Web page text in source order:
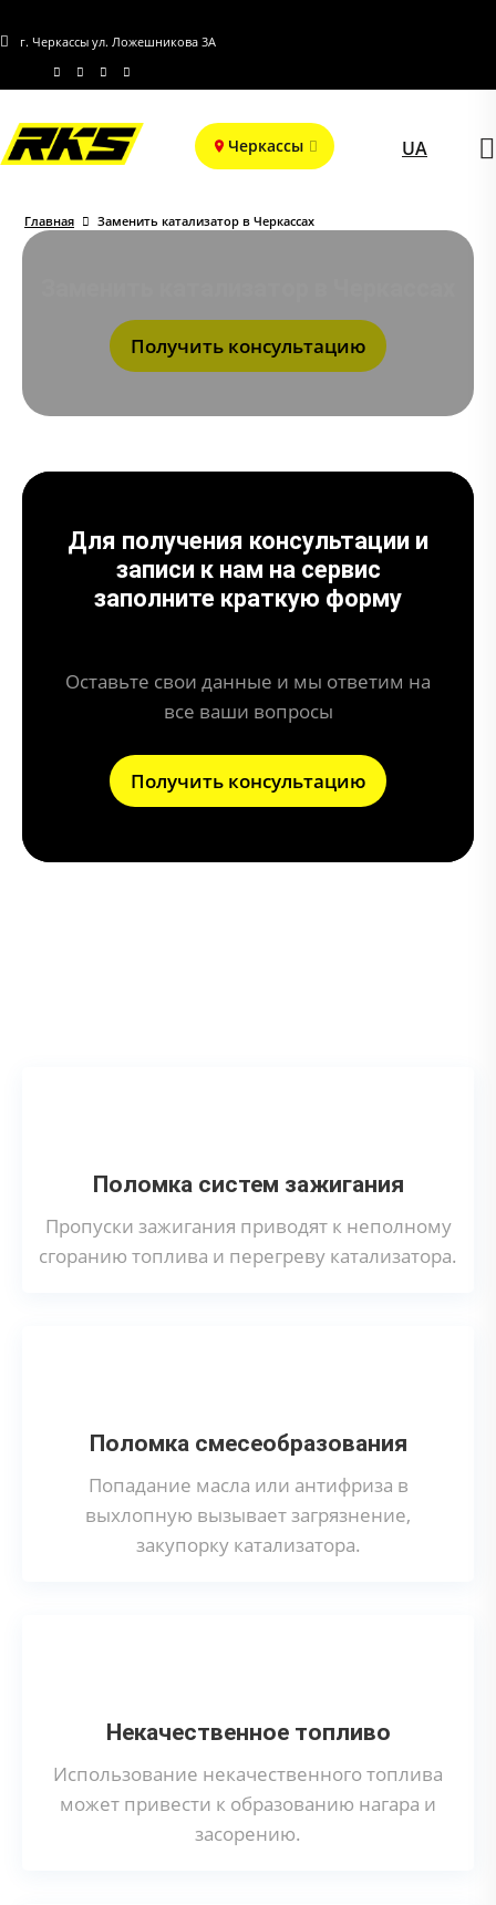
г. Черкассы ул. Ложешникова 3А
Черкассы UA
Главная Заменить катализатор в Черкассах
Получить консультацию
Для получения консультации и
записи к нам на сервис
заполните краткую форму
Оставьте свои данные и мы ответим на
все ваши вопросы
Получить консультацию
Поломка систем зажигания
Пропуски зажигания приводят к неполному
сгоранию топлива и перегреву катализатора.
Поломка смесеобразования
Попадание масла или антифриза в
выхлопную вызывает загрязнение,
закупорку катализатора.
Некачественное топливо
Использование некачественного топлива
может привести к образованию нагара и
засорению.